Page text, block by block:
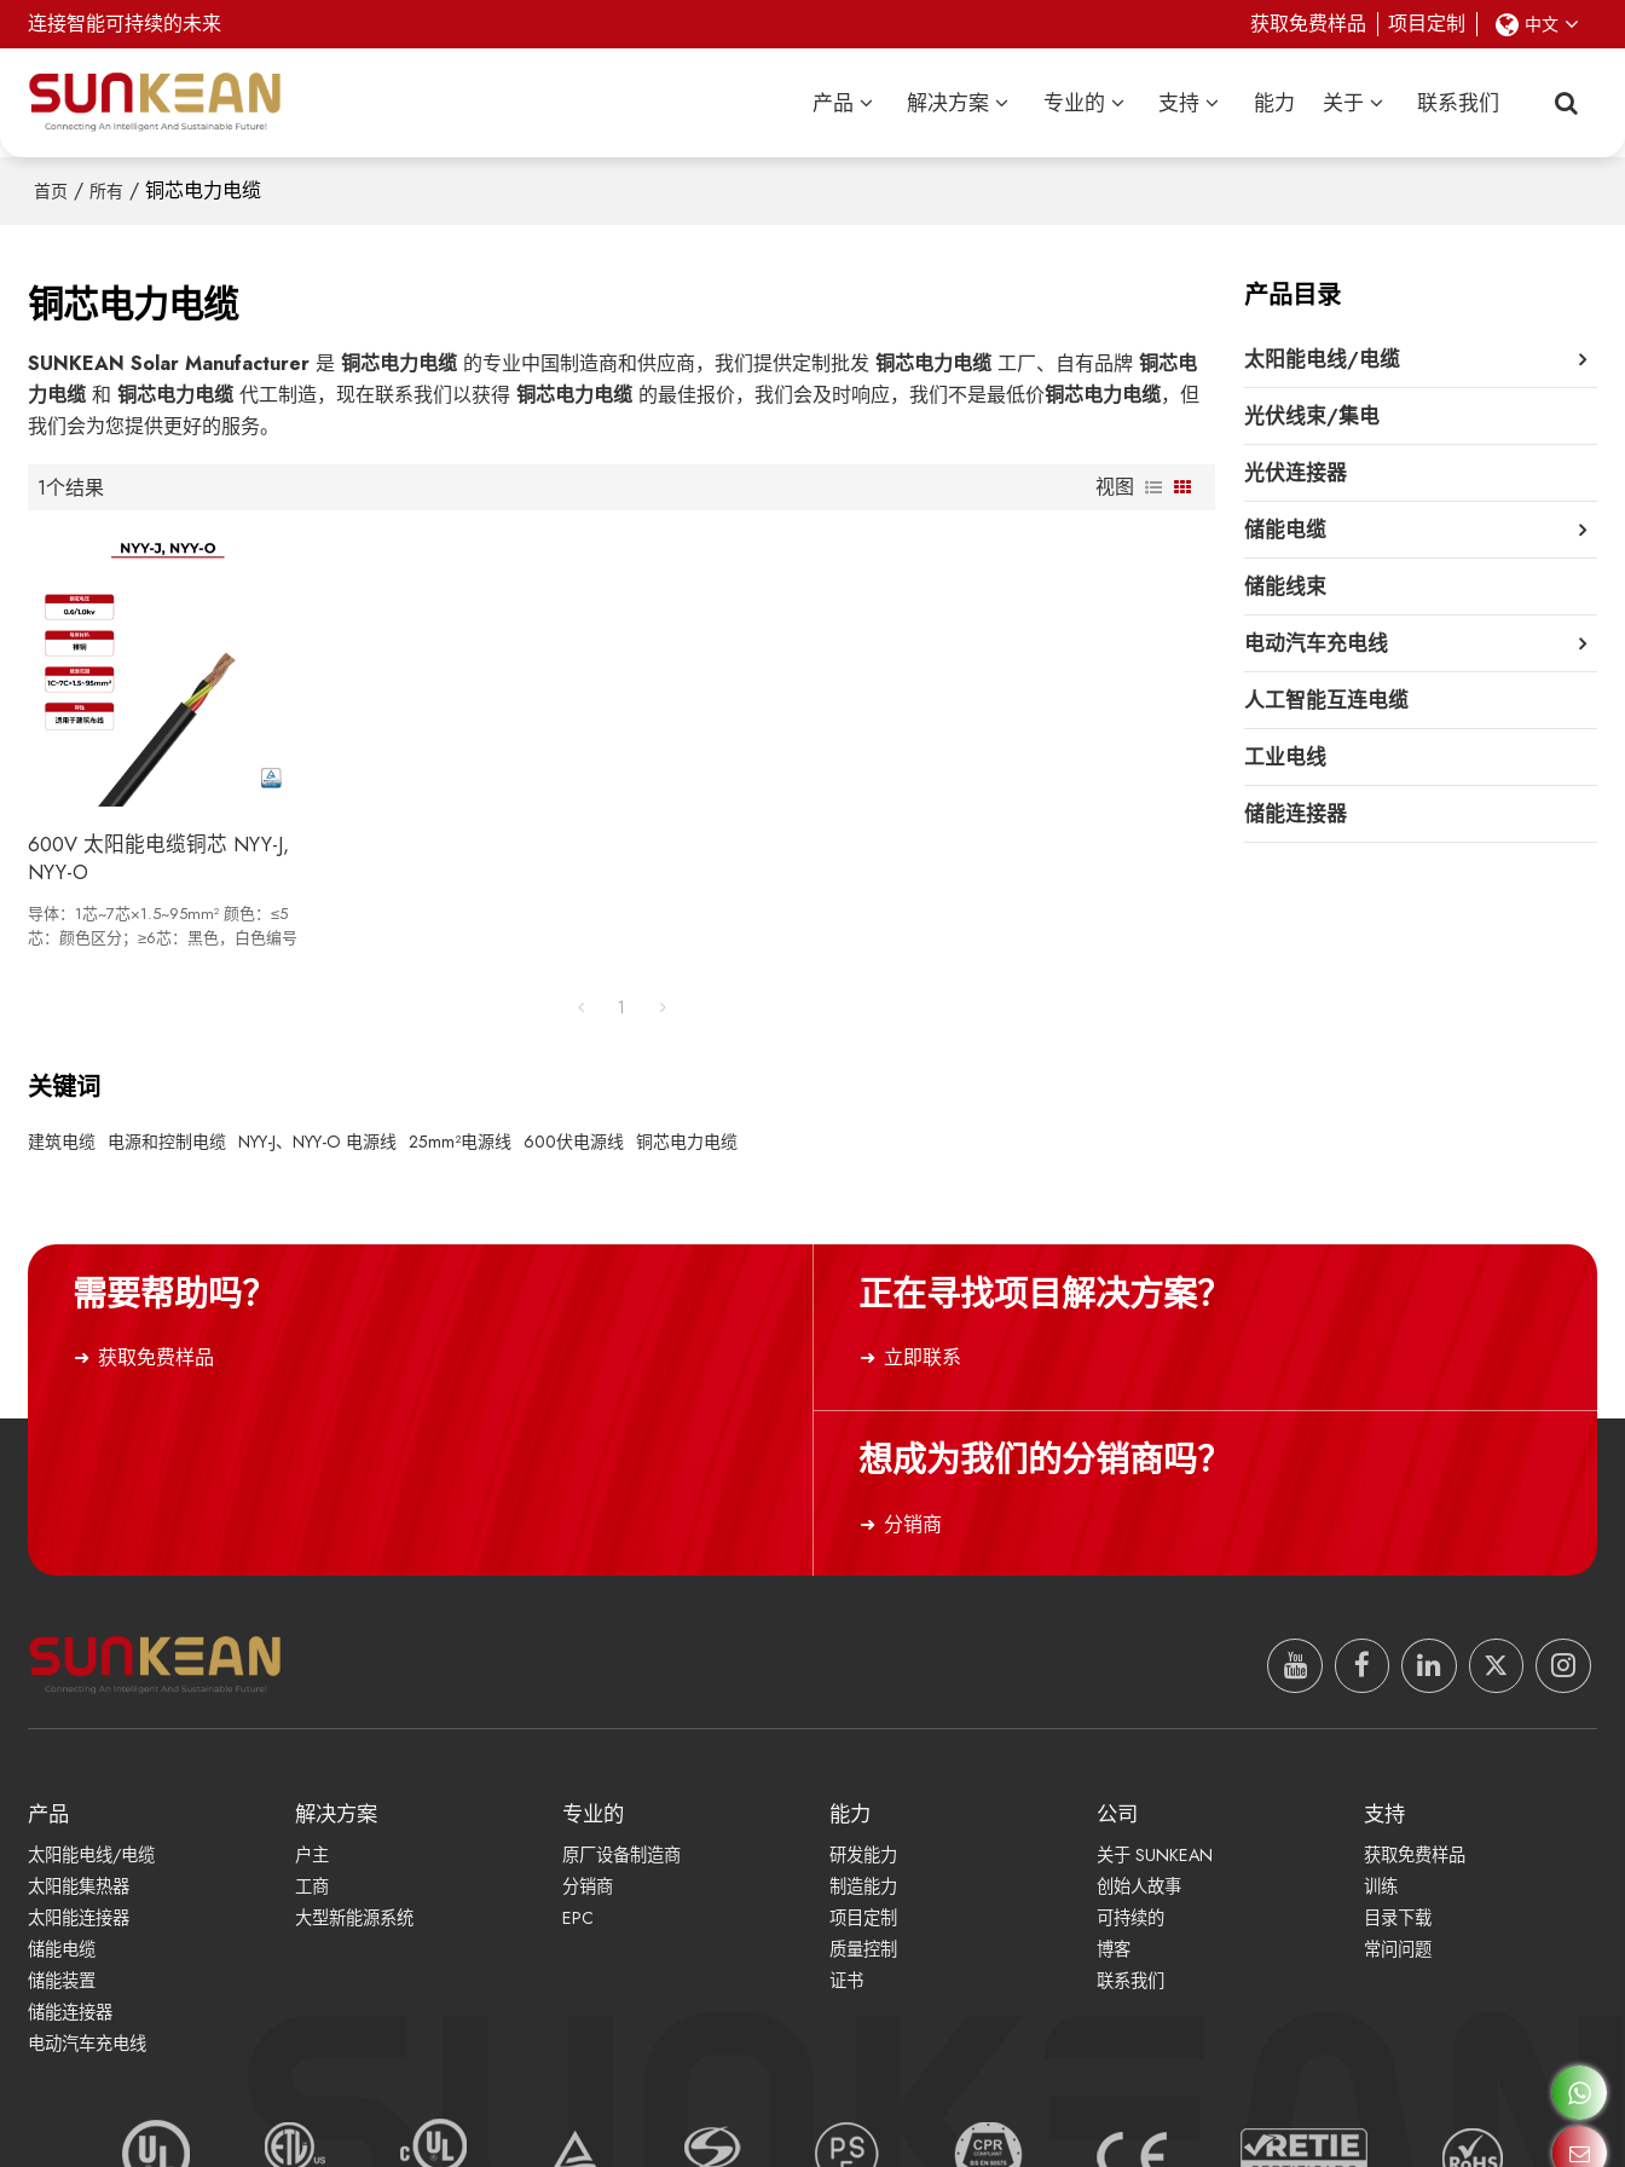
连接智能可持续的未来 获取免费样品 项目定制 中文
产品 解决方案 专业的 支持 能力 关于 联系我们
首页 / 所有 / 铜芯电力电缆
铜芯电力电缆
SUNKEAN Solar Manufacturer 是铜芯电力电缆 的专业中国制造商和供应商，我们提供定制批发铜芯电力电缆 工厂、自有品牌铜芯电
力电缆 和铜芯电力电缆 代工制造，现在联系我们以获得铜芯电力电缆 的最佳报价，我们会及时响应，我们不是最低价铜芯电力电缆，但
我们会为您提供更好的服务。
1个结果 视图
600V 太阳能电缆铜芯 NYY-J,
NYY-O
导体：1芯~7芯×1.5~95mm² 颜色：≤5
芯：颜色区分；≥6芯：黑色，白色编号
1
关键词
建筑电缆 电源和控制电缆 NYY-J、NYY-O 电源线 25mm²电源线 600伏电源线 铜芯电力电缆
产品目录
太阳能电线/电缆
光伏线束/集电
光伏连接器
储能电缆
储能线束
电动汽车充电线
人工智能互连电缆
工业电线
储能连接器
需要帮助吗？
获取免费样品
正在寻找项目解决方案？
立即联系
想成为我们的分销商吗？
分销商
产品
太阳能电线/电缆
太阳能集热器
太阳能连接器
储能电缆
储能装置
储能连接器
电动汽车充电线
解决方案
户主
工商
大型新能源系统
专业的
原厂设备制造商
分销商
EPC
能力
研发能力
制造能力
项目定制
质量控制
证书
公司
关于 SUNKEAN
创始人故事
可持续的
博客
联系我们
支持
获取免费样品
训练
目录下载
常问问题